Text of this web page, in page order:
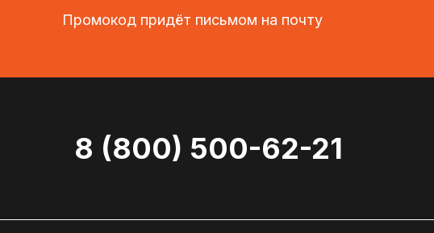
Промокод придёт письмом на почту
8 (800) 500-62-21